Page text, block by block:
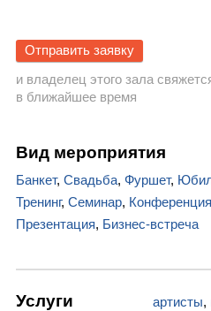
Отправить заявку
и владелец этого зала
в ближайшее время
Вид мероприятия
Банкет, Свадьба, Фуршет,
Тренинг, Семинар, Конференция
Презентация, Бизнес-встреча
Услуги артисты,